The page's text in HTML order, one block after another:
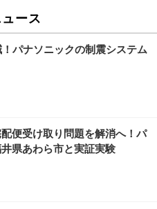
ース
パナソニックの制震システム
便受け取り問題を解消へ！パ
県あわら市と実証実験